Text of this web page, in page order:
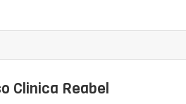
Clinica Reabel